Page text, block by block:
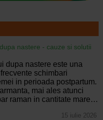
nastere - cauze si solutii
dupa nastere este una
schimbari
in perioada postpartum.
mai ales atunci
raman in cantitate mare…
15 iulie 2026